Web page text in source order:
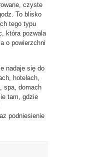
czyste
To blisko
tego typu
która pozwala
o powierzchni
nadaje się do
hotelach,
spa, domach
tam, gdzie
podniesienie